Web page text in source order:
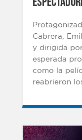
Cabrera,
y dirigida
esperada
como la
reabrieron